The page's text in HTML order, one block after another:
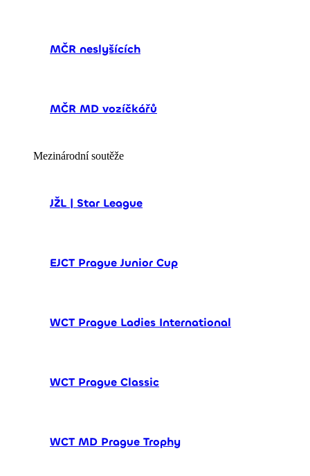
MČR neslyšících
MČR MD vozíčkářů
Mezinárodní soutěže
JŽL | Star League
EJCT Prague Junior Cup
WCT Prague Ladies International
WCT Prague Classic
WCT MD Prague Trophy